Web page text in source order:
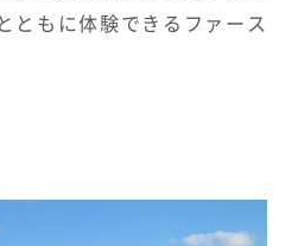
ともに体験できるファース